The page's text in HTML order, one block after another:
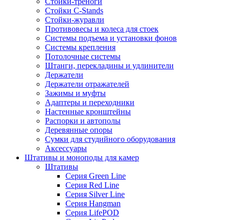
Стойки C-Stands
Стойки-журавли
Противовесы и колеса для стоек
Системы подъема и установки фонов
Системы крепления
Потолочные системы
Штанги, перекладины и удлинители
Держатели
Держатели отражателей
Зажимы и муфты
Адаптеры и переходники
Настенные кронштейны
Распорки и автополы
Деревянные опоры
Сумки для студийного оборудования
Аксессуары
Штативы и моноподы для камер
Штативы
Серия Green Line
Серия Red Line
Серия Silver Line
Серия Hangman
Серия LifePOD